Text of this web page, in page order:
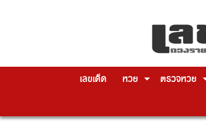
เลขเด็ด หวย ตรวจหวย